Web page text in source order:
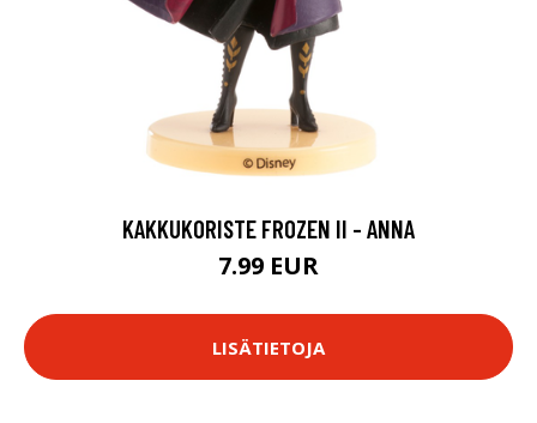
KAKKUKORISTE FROZEN II - ANNA
7.99 EUR
LISÄTIETOJA